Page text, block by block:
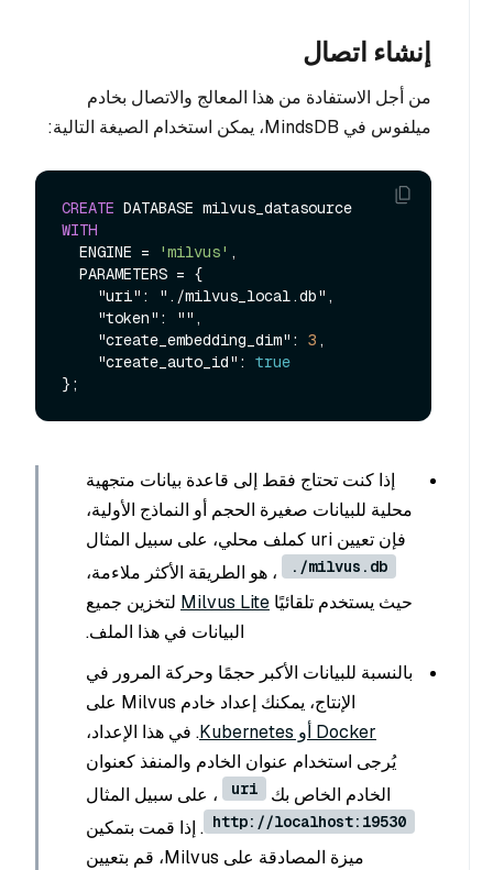
إنشاء اتصال
من أجل الاستفادة من هذا المعالج والاتصال بخادم
ميلفوس في MindsDB، يمكن استخدام الصيغة التالية:
CREATE
WITH
  ENGINE
= 'milvus' ,
  PARAMETERS
= {
    "create_embedding_dim":
3 ,
    "create_auto_id":
true
إذا كنت تحتاج فقط إلى قاعدة بيانات متجهية
محلية للبيانات صغيرة الحجم أو النماذج الأولية،
فإن تعيين uri كملف محلي، على سبيل المثال
./milvus.db
، هو الطريقة الأكثر ملاءمة،
حيث يستخدم تلقائيًاMilvus Lite لتخزين جميع
البيانات في هذا الملف.
بالنسبة للبيانات الأكبر حجمًا وحركة المرور في
الإنتاج، يمكنك إعداد خادم Milvus على
Docker أو Kubernetes
. في هذا الإعداد،
يُرجى استخدام عنوان الخادم والمنفذ كعنوان
الخادم الخاص بك uri ، على سبيل المثال
http://localhost:19530 . إذا قمت بتمكين
ميزة المصادقة على Milvus، قم بتعيين